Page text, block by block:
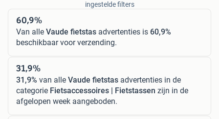
ingestelde filters
60,9%
Van alle Vaude fietstas advertenties is 60,9%
beschikbaar voor verzending.
31,9%
31,9% van alle Vaude fietstas advertenties in de
categorie Fietsaccessoires | Fietstassen zijn in de
afgelopen week aangeboden.